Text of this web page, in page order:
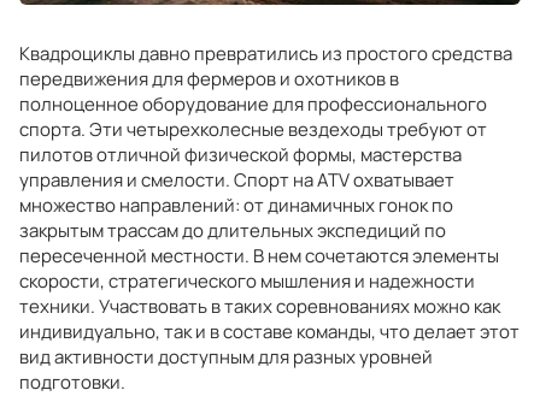
Квадроциклы давно превратились из простого средства
передвижения для фермеров и охотников в
полноценное оборудование для профессионального
спорта. Эти четырехколесные вездеходы требуют от
пилотов отличной физической формы, мастерства
управления и смелости. Спорт на ATV охватывает
множество направлений: от динамичных гонок по
закрытым трассам до длительных экспедиций по
пересеченной местности. В нем сочетаются элементы
скорости, стратегического мышления и надежности
техники. Участвовать в таких соревнованиях можно как
индивидуально, так и в составе команды, что делает этот
вид активности доступным для разных уровней
подготовки.